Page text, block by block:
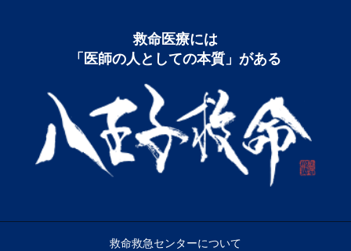
救命医療には
「医師の⼈としての本質」がある
救命救急センターについて